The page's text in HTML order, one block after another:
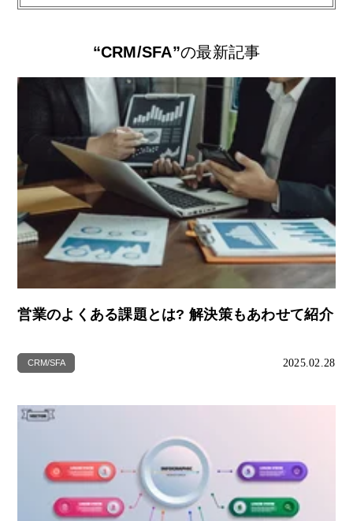
“CRM/SFA”の最新記事
営業のよくある課題とは? 解決策もあわせて紹介
CRM/SFA 2025.02.28